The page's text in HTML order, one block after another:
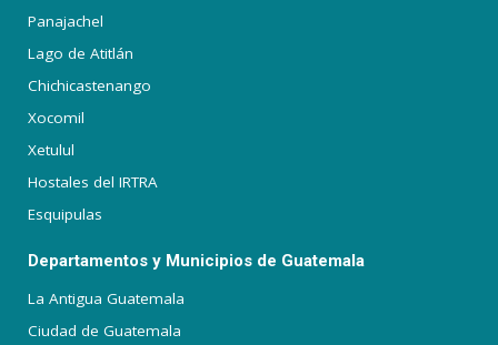
Panajachel
Lago de Atitlán
Chichicastenango
Xocomil
Xetulul
Hostales del IRTRA
Esquipulas
Departamentos y Municipios de Guatemala
La Antigua Guatemala
Ciudad de Guatemala